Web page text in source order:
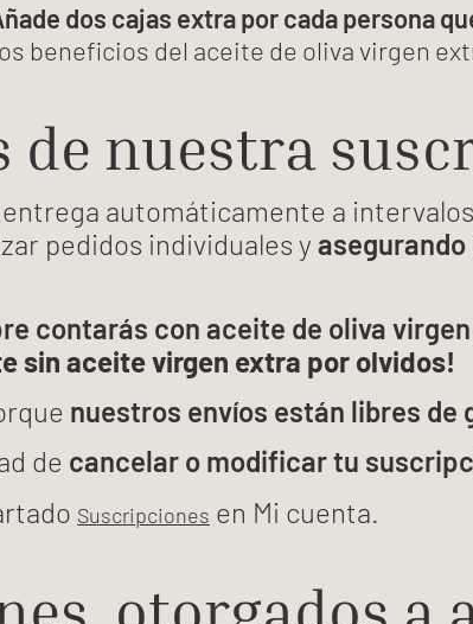
dos cajas extra por cada persona
beneficios del aceite de oliva virgen
de nuestra
automáticamente a
pedidos individuales y
contarás con aceite de oliva
sin aceite virgen extra por olvidos!
nuestros envíos están libres de
de cancelar o modificar tu
Suscripciones en Mi cuenta.